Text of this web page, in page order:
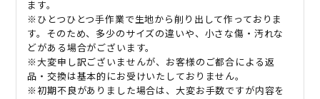
ます。
※ひとつひとつ手作業で生地から削り出して作っておりま
す。そのため、多少のサイズの違いや、小さな傷・汚れな
どがある場合がございます。
※大変申し訳ございませんが、お客様のご都合による返
品・交換は基本的にお受けいたしておりません。
※初期不良がありました場合は、大変お手数ですが内容を